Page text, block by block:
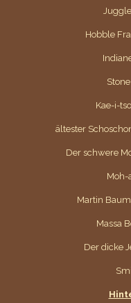
Hobble
Kae-i-
ältester
Der schwere
Moh-
Martin
Massa
Der dicke